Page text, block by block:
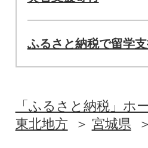
ふるさと納税で留学
「ふるさと納税」ホ
東北地方
宮城県